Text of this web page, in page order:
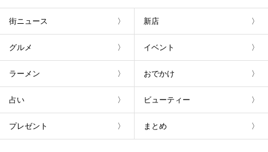
街ニュース 新店
グルメ イベント
ラーメン おでかけ
占い ビューティー
プレゼント まとめ